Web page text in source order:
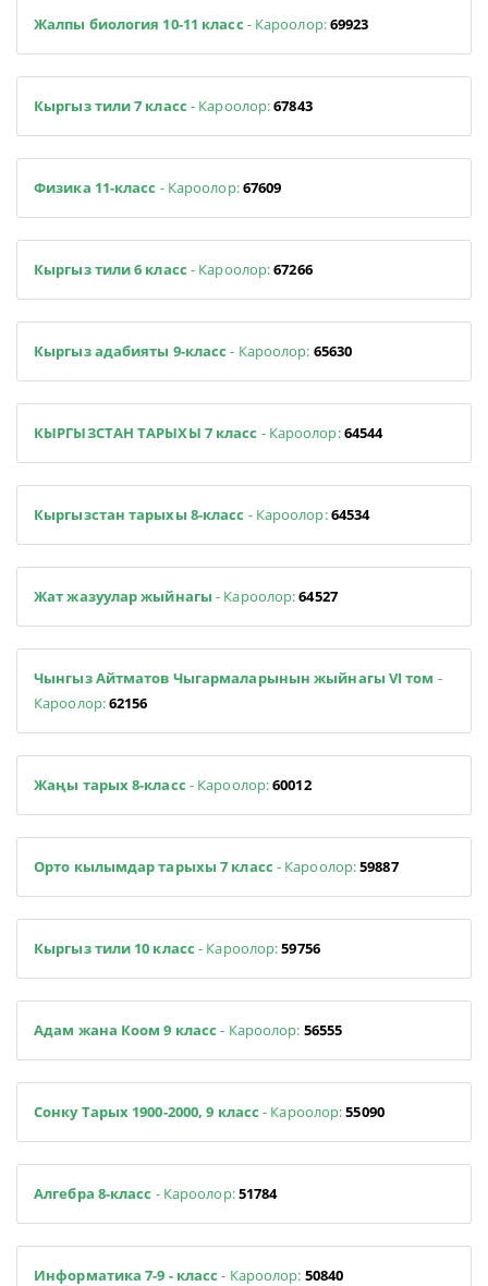
Жалпы биология 10-11 класс - Кароолор:69923
Кыргыз тили 7 класс - Кароолор:67843
Физика 11-класс - Кароолор:67609
Кыргыз тили 6 класс - Кароолор:67266
Кыргыз адабияты 9-класс- Кароолор: 65630
КЫРГЫЗСТАН ТАРЫХЫ 7 класс - Кароолор:64544
Кыргызстан тарыхы 8-класс - Кароолор:64534
Жат жазуулар жыйнагы - Кароолор:64527
Чынгыз Айтматов Чыгармаларынын жыйнагы VI том -
Кароолор:62156
Жаңы тарых 8-класс - Кароолор:60012
Орто кылымдар тарыхы 7 класс - Кароолор:59887
Кыргыз тили 10 класс- Кароолор:59756
Адам жана Коом 9 класс - Кароолор: 56555
Сонку Тарых 1900-2000, 9 класс - Кароолор:55090
Алгебра 8-класс - Кароолор:51784
Информатика 7-9 - класс - Кароолор: 50840